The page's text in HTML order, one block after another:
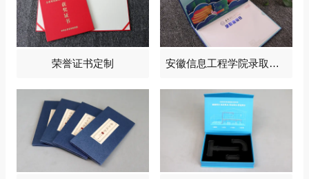
荣誉证书定制 安徽信息工程学院录取通知书定制